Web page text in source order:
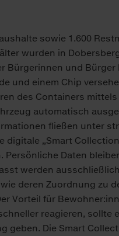
so­wie 1.600
wur­den in
Bür­ge­rin­nen und
und ei­nem Chip
des Con­tai­ners
au­to­ma­tisch
flie­ßen un­ter
di­gi­ta­le „Smart
Per­sön­li­che Da­ten
wer­den
de­ren Zu­ord­nung zu
Vor­teil für
rea­gie­ren, soll­te
ge­ben. Die Smart